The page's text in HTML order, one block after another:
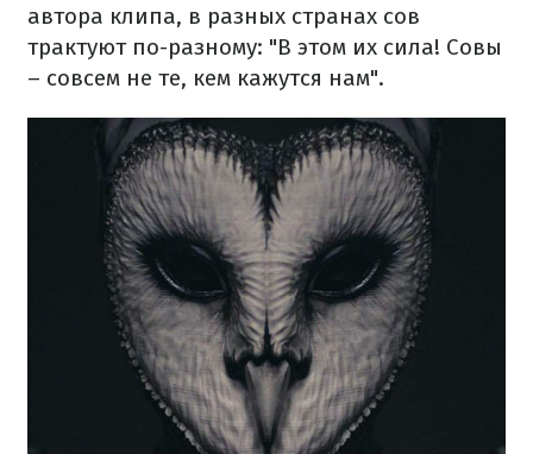
автора клипа, в разных странах сов
трактуют по-разному: "В этом их сила! Совы
– совсем не те, кем кажутся нам".